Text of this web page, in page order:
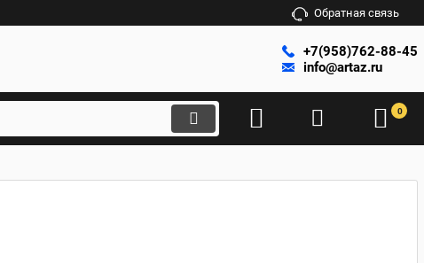
Обратная связь
+7(958)762-88-45
info@artaz.ru
0